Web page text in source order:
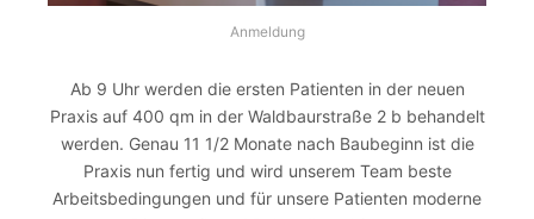
Anmeldung
Ab 9 Uhr werden die ersten Patienten in der neuen
Praxis auf 400 qm in der Waldbaurstraße 2 b behandelt
werden. Genau 11 1/2 Monate nach Baubeginn ist die
Praxis nun fertig und wird unserem Team beste
Arbeitsbedingungen und für unsere Patienten moderne